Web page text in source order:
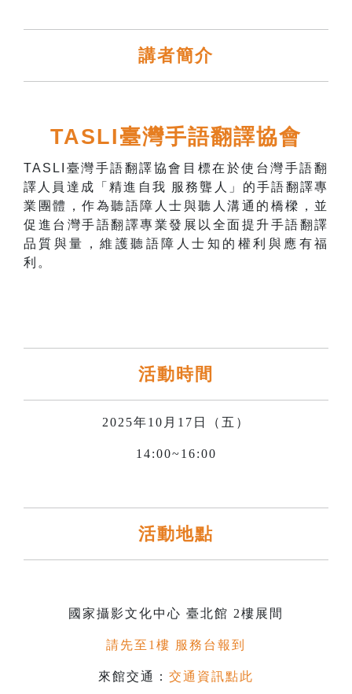
講者簡介
TASLI臺灣手語翻譯協會
TASLI臺灣手語翻譯協會目標在於使台灣手語翻
譯人員達成「精進自我 服務聾人」的手語翻譯專
業團體，作為聽語障人士與聽人溝通的橋樑，並
促進台灣手語翻譯專業發展以全面提升手語翻譯
品質與量，維護聽語障人士知的權利與應有福
利。
活動時間
2025年10月17日（五）
14:00~16:00
活動地點
國家攝影文化中心 臺北館 2樓展間
請先至1樓 服務台報到
來館交通： 交通資訊點此